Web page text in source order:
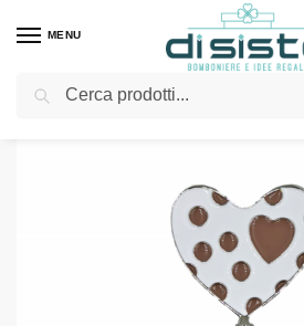
MENU
Home Shop Bomboniere